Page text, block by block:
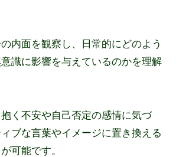
内面を観察し、日常的にどのよう
識に影響を与えているのかを理解
く不安や自己否定の感情に気づ
ブな言葉やイメージに置き換える
可能です。